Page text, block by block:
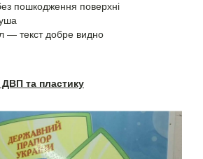
пошкодження поверхні
— текст добре видно
ДВП та пластику